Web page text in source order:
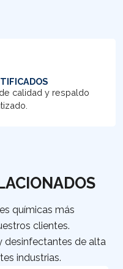
calidad y respaldo
químicas más
clientes.
desinfectantes de alta
industrias.